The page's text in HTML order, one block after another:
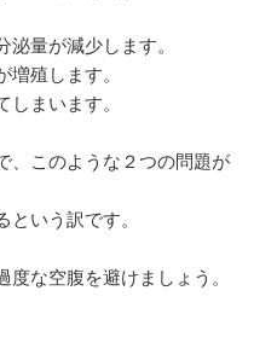
量が減少します。
殖します。
まいます。
、このような２つの問題が
いう訳です。
な空腹を避けましょう。